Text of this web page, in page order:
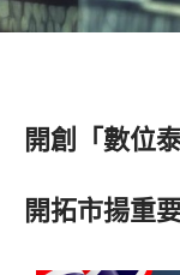
開創「數位
開拓市揚重